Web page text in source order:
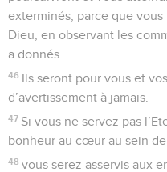
exterminés, parce que vous
Dieu, en observant les
a donnés.
46 Ils seront pour vous et
d’avertissement à jamais.
47 Si vous ne servez pas
bonheur au cœur au sein de
48 vous serez asservis aux